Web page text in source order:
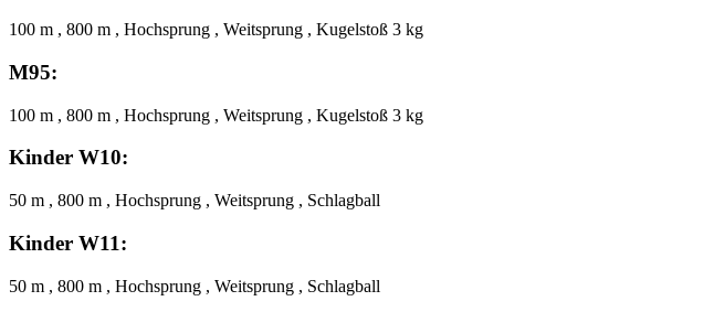
100 m , 800 m , Hochsprung , Weitsprung , Kugelstoß 3 kg
M95:
100 m , 800 m , Hochsprung , Weitsprung , Kugelstoß 3 kg
Kinder W10:
50 m , 800 m , Hochsprung , Weitsprung , Schlagball
Kinder W11:
50 m , 800 m , Hochsprung , Weitsprung , Schlagball